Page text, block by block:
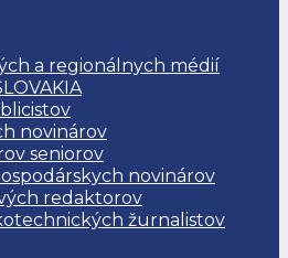
a regionálnych médií
novinárov
seniorov
novinárov
redaktorov
žurnalistov